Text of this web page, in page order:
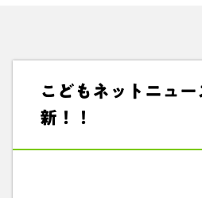
こどもネットニュ
新！！